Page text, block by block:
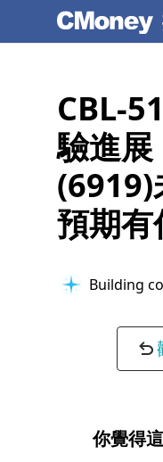
CBL-
驗進
(6919)
預期有
Building
你覺得